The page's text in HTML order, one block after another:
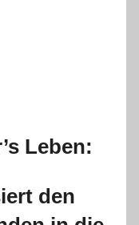
Leben:
den